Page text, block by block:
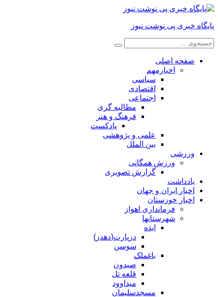
پایگاه خبری پی نوشت نیوز
صفحه اصلی
اخبارمهم
سیاسی
اقتصادی
اجتماعی
مطالبه گری
فرهنگ و هنر
پادکست
علمی و پژوهشی
بین الملل
ورزشی
ورزش همگانی
گزارش تصویری
یادداشت
اخبار ایران و جهان
اخبار خوزستان
فرمانداری اهواز
شهرستانها
ایذه
دزپارت(دهدز)
سوسن
باغملک
صیدون
قلعه تل
میداوود
مسجدسلیمان